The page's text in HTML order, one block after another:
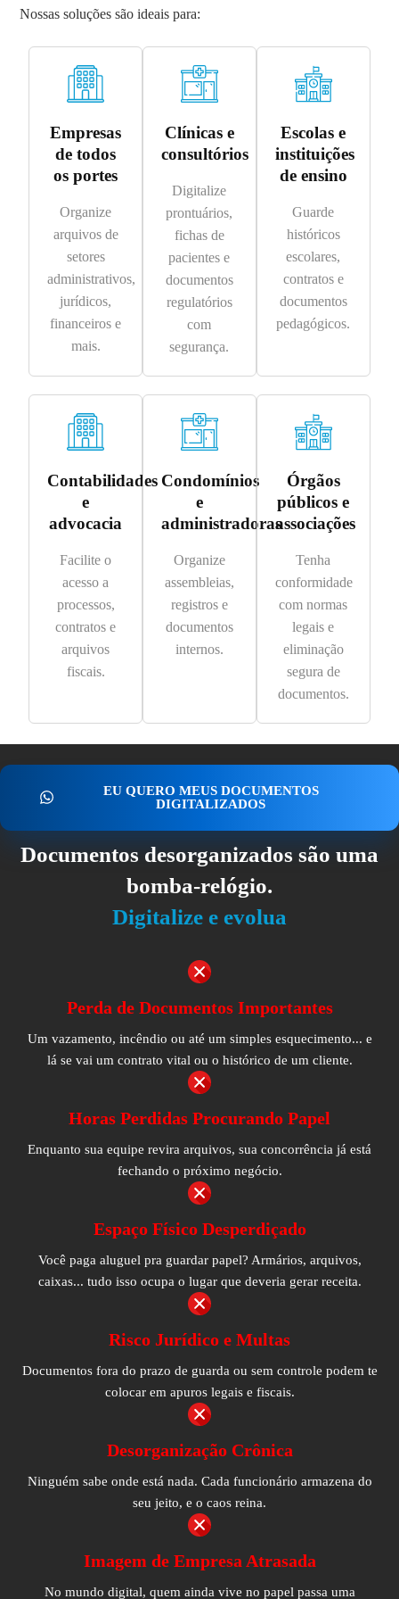
Nossas soluções são ideais para:
Empresas
de todos
os portes
Organize
arquivos de
setores
administrativos,
jurídicos,
financeiros e
mais.
Clínicas e
consultórios
Digitalize
prontuários,
fichas de
pacientes e
documentos
regulatórios
com
segurança.
Escolas e
instituições
de ensino
Guarde
históricos
escolares,
contratos e
documentos
pedagógicos.
Contabilidades
e
advocacia
Facilite o
acesso a
processos,
contratos e
arquivos
fiscais.
Condomínios
e
administradoras
Organize
assembleias,
registros e
documentos
internos.
Órgãos
públicos e
associações
Tenha
conformidade
com normas
legais e
eliminação
segura de
documentos.
EU QUERO MEUS DOCUMENTOS
DIGITALIZADOS
Documentos desorganizados são uma
bomba-relógio.
Digitalize e evolua
Perda de Documentos Importantes
Um vazamento, incêndio ou até um simples esquecimento... e
lá se vai um contrato vital ou o histórico de um cliente.
Horas Perdidas Procurando Papel
Enquanto sua equipe revira arquivos, sua concorrência já está
fechando o próximo negócio.
Espaço Físico Desperdiçado
Você paga aluguel pra guardar papel? Armários, arquivos,
caixas... tudo isso ocupa o lugar que deveria gerar receita.
Risco Jurídico e Multas
Documentos fora do prazo de guarda ou sem controle podem te
colocar em apuros legais e fiscais.
Desorganização Crônica
Ninguém sabe onde está nada. Cada funcionário armazena do
seu jeito, e o caos reina.
Imagem de Empresa Atrasada
No mundo digital, quem ainda vive no papel passa uma